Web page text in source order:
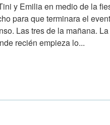
y Emilia en medio de la
para que terminara el
Las tres de la mañana.
recién empieza lo...